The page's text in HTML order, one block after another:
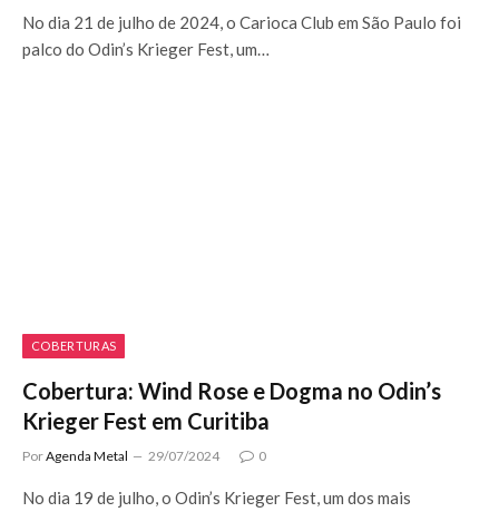
No dia 21 de julho de 2024, o Carioca Club em São Paulo foi
palco do Odin’s Krieger Fest, um…
COBERTURAS
Cobertura: Wind Rose e Dogma no Odin’s
Krieger Fest em Curitiba
PorAgenda Metal 29/07/2024 0
No dia 19 de julho, o Odin’s Krieger Fest, um dos mais